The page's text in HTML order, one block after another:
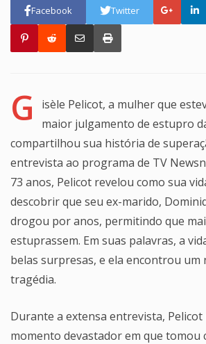
Facebook Twitter
G
isèle Pelicot, a mulher que
maior julgamento de estupro
compartilhou sua história de
entrevista ao programa de TV
73 anos, Pelicot revelou como sua
descobrir que seu ex-marido,
drogou por anos, permitindo que
estuprassem. Em suas palavras, a
belas surpresas, e ela encontrou um
tragédia.
Durante a extensa entrevista,
momento devastador em que tomou